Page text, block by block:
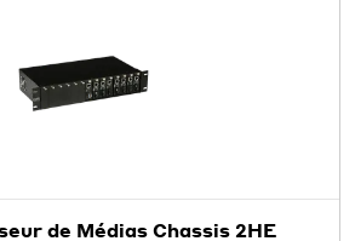
de Médias Chassis 2HE